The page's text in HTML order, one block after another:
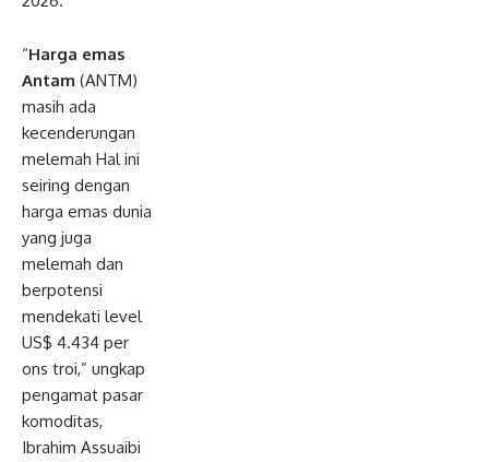
“Harga emas
Antam (ANTM)
masih ada
kecenderungan
melemah Hal ini
seiring dengan
harga emas dunia
yang juga
melemah dan
berpotensi
mendekati level
US$ 4.434 per
ons troi,” ungkap
pengamat pasar
komoditas,
Ibrahim Assuaibi